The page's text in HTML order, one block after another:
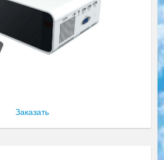
Заказать